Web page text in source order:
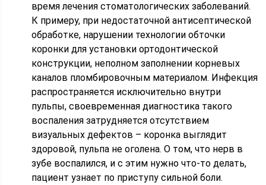
время лечения стоматологических заболеваний.
К примеру, при недостаточной антисептической
обработке, нарушении технологии обточки
коронки для установки ортодонтической
конструкции, неполном заполнении корневых
каналов пломбировочным материалом. Инфекция
распространяется исключительно внутри
пульпы, своевременная диагностика такого
воспаления затрудняется отсутствием
визуальных дефектов – коронка выглядит
здоровой, пульпа не оголена. О том, что нерв в
зубе воспалился, и с этим нужно что-то делать,
пациент узнает по приступу сильной боли.